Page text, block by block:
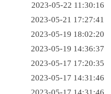
2023-05-22 11:30:16
2023-05-21 17:27:41
2023-05-19 18:02:20
2023-05-19 14:36:37
2023-05-17 17:20:35
2023-05-17 14:31:46